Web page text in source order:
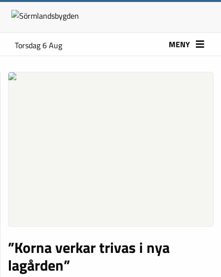
Torsdag 6 Aug MENY
”Korna verkar trivas i nya
lagården”